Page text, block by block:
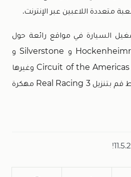
متعددة اللاعبين عبر الإنترنت.
السيارة في مواقع رائعة حول
العالم بما في ذلك Hockenheimring و Silverstone و
Dubai Autodrome و Circuit of the Americas وغيرها
الكثير. فما تنتظرون؟ فقط قم بتنزيل Real Racing 3 مهكرة